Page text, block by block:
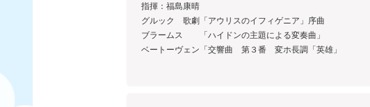
指揮：福島康晴
グルック 歌劇「アウリスのイフィゲニア」序曲
ブラームス 「ハイドンの主題による変奏曲」
ベートーヴェン「交響曲 第３番 変ホ長調「英雄」